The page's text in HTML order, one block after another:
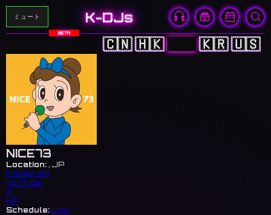
ミュート K-DJs
BETA
🇨🇳🇭🇰🇯🇵 🇰🇷🇺🇸
NICE73
Location: , JP
Instagram
YouTube
X
HP
Schedule: Link